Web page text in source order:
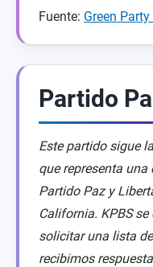
Fuente: Green
Partido
Este partido sigue
que representa
Partido Paz y
California. KPBS
solicitar una lista
recibimos